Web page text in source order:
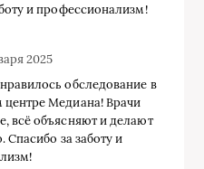
и профессионализм!
2025
обследование в
Медиана! Врачи
всё объясняют и делают
Спасибо за заботу и